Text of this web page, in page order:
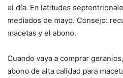
el día. En latitudes
mediados de mayo. Consejo:
macetas y el abono.
Cuando vaya a comprar
abono de alta calidad para